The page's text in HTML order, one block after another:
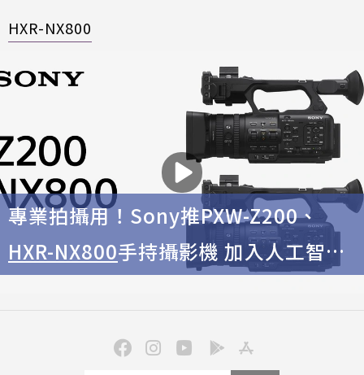
HXR-NX800
專業拍攝用！Sony推PXW-Z200、
HXR-NX800手持攝影機 加入人工智慧